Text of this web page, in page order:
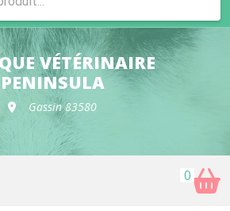
gratuite en clinique vétérinaire
gratuit en clinique
de croquettes vétérinaire
VÉTÉRINAIRE
PENINSULA
Gassin 83580
0